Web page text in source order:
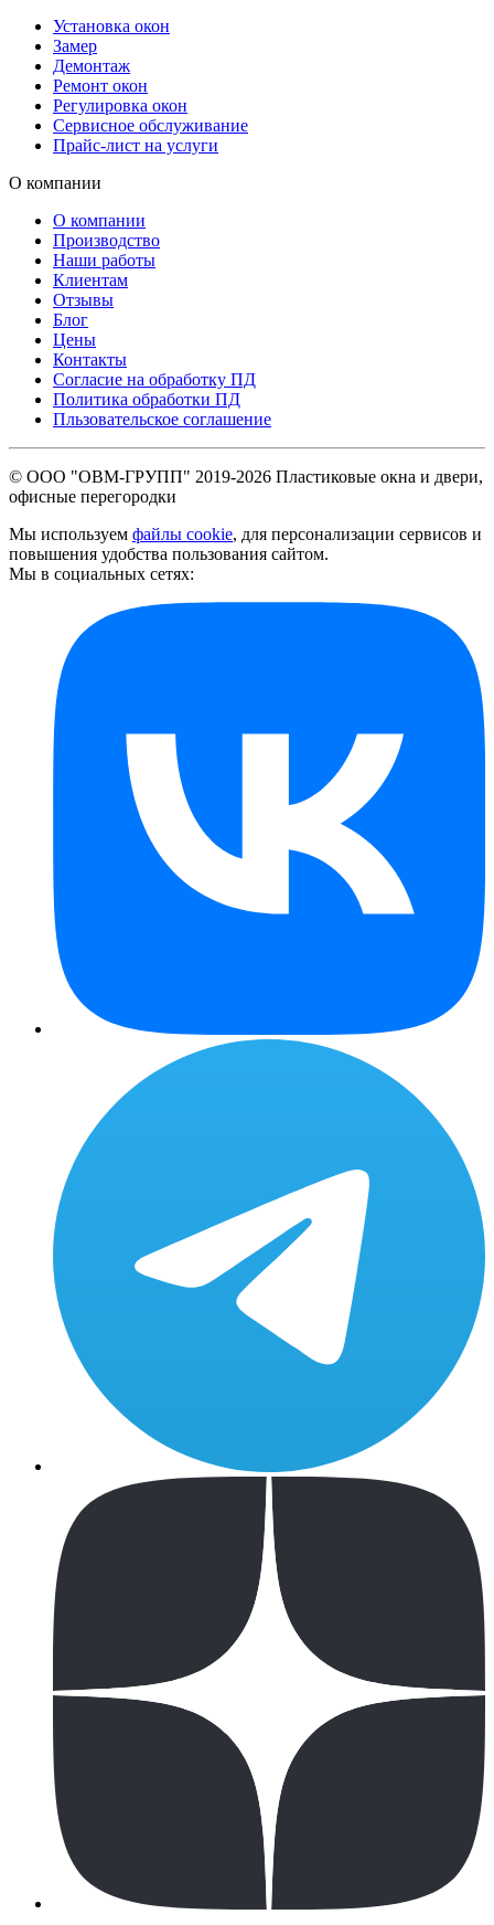
Установка окон
Замер
Демонтаж
Ремонт окон
Регулировка окон
Сервисное обслуживание
Прайс-лист на услуги
О компании
О компании
Производство
Наши работы
Клиентам
Отзывы
Блог
Цены
Контакты
Согласие на обработку ПД
Политика обработки ПД
Пльзовательское соглашение
© ООО "ОВМ-ГРУПП" 2019-2026 Пластиковые окна и двери,
офисные перегородки
Мы используем файлы cookie, для персонализации сервисов и
повышения удобства пользования сайтом.
Мы в социальных сетях: